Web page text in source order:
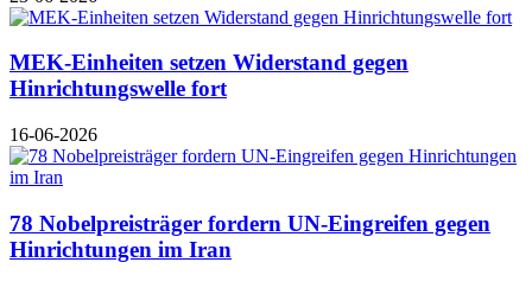
MEK-Einheiten setzen Widerstand gegen
Hinrichtungswelle fort
16-06-2026
78 Nobelpreisträger fordern UN-Eingreifen gegen
Hinrichtungen im Iran